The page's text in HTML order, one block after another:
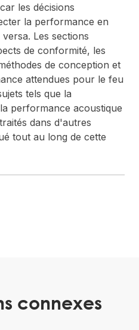
les décisions
la performance en
Les sections
de conformité, les
de conception et
attendues pour le feu
tels que la
performance acoustique
dans d'autres
tout au long de cette
connexes